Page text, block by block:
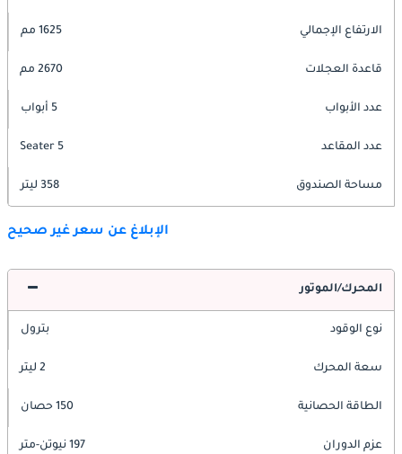
الارتفاع الإجمالي 1625 مم
قاعدة العجلات 2670 مم
عدد الأبواب 5 أبواب
عدد المقاعد 5 Seater
مساحة الصندوق 358 ليتر
الإبلاغ عن سعر غير صحيح
المحرك/الموتور
نوع الوقود بترول
سعة المحرك 2 ليتر
الطاقة الحصانية 150 حصان
عزم الدوران 197 نيوتن-متر